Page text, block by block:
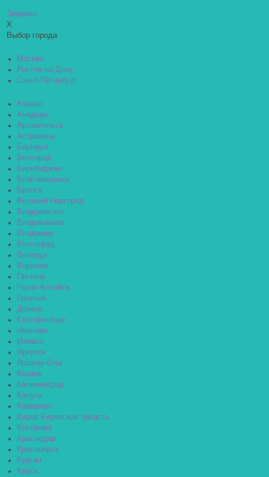
Зверево
X
Выбор города
Москва
Ростов-на-Дону
Санкт-Петербург
Абакан
Анадырь
Архангельск
Астрахань
Барнаул
Белгород
Биробиджан
Благовещенск
Брянск
Великий Новгород
Владивосток
Владикавказ
Владимир
Волгоград
Вологда
Воронеж
Гатчина
Горно-Алтайск
Грозный
Донецк
Екатеринбург
Иваново
Ижевск
Иркутск
Йошкар-Ола
Казань
Калининград
Калуга
Кемерово
Киров Кировская область
Кострома
Краснодар
Красноярск
Курган
Курск